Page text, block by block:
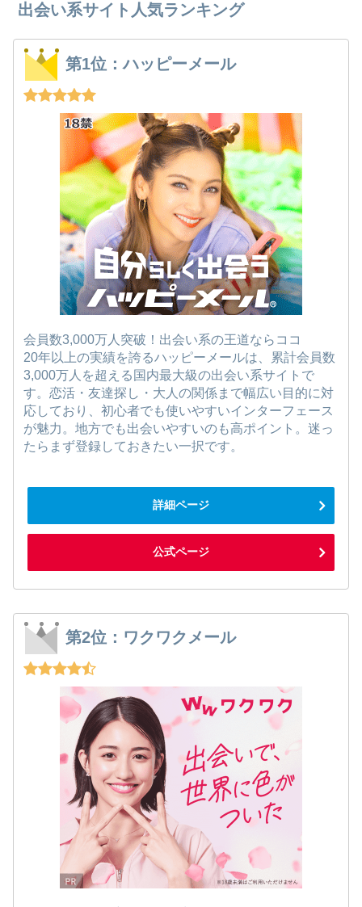
出会い系サイト人気ランキング
第1位：ハッピーメール
会員数3,000万人突破！出会い系の王道ならココ
20年以上の実績を誇るハッピーメールは、累計会員数
3,000万人を超える国内最大級の出会い系サイトで
す。恋活・友達探し・大人の関係まで幅広い目的に対
応しており、初心者でも使いやすいインターフェース
が魅力。地方でも出会いやすいのも高ポイント。迷っ
たらまず登録しておきたい一択です。
詳細ページ
公式ページ
第2位：ワクワクメール